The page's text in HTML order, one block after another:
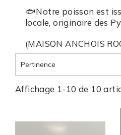
🐟Notre poisson est
locale, originaire des
(MAISON ANCHOIS
Pertinence
Affichage 1-10 de 10